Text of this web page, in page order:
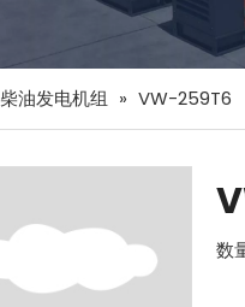
柴油发电机组 » VW-259T6
数